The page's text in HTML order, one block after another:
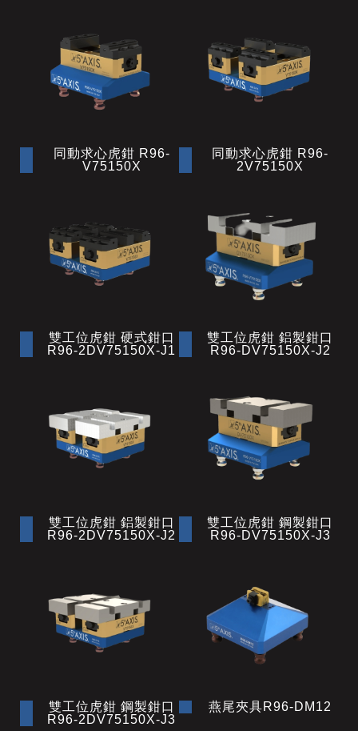
同動求心虎鉗 R96-
V75150X
同動求心虎鉗 R96-
2V75150X
雙工位虎鉗 硬式鉗口
R96-2DV75150X-J1
雙工位虎鉗 鋁製鉗口
R96-DV75150X-J2
雙工位虎鉗 鋁製鉗口
R96-2DV75150X-J2
雙工位虎鉗 鋼製鉗口
R96-DV75150X-J3
雙工位虎鉗 鋼製鉗口
R96-2DV75150X-J3
燕尾夾具R96-DM12